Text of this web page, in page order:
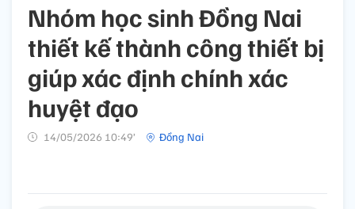
Nhóm học sinh Đồng Nai
thiết kế thành công thiết bị
giúp xác định chính xác
huyệt đạo
14/05/2026 10:49’ Đồng Nai